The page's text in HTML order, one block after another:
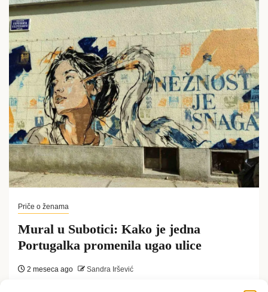
Priče o ženama
Mural u Subotici: Kako je jedna
Portugalka promenila ugao ulice
2 meseca ago Sandra Iršević